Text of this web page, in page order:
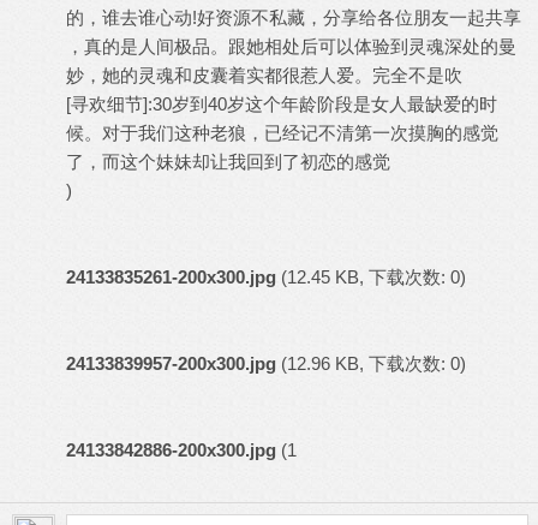
的，谁去谁心动!好资源不私藏，分享给各位朋友一起共享
，真的是人间极品。跟她相处后可以体验到灵魂深处的曼
妙，她的灵魂和皮囊着实都很惹人爱。完全不是吹
[寻欢细节]:30岁到40岁这个年龄阶段是女人最缺爱的时
候。对于我们这种老狼，已经记不清第一次摸胸的感觉
了，而这个妹妹却让我回到了初恋的感觉
)
24133835261-200x300.jpg (12.45 KB, 下载次数: 0)
24133839957-200x300.jpg (12.96 KB, 下载次数: 0)
24133842886-200x300.jpg (1